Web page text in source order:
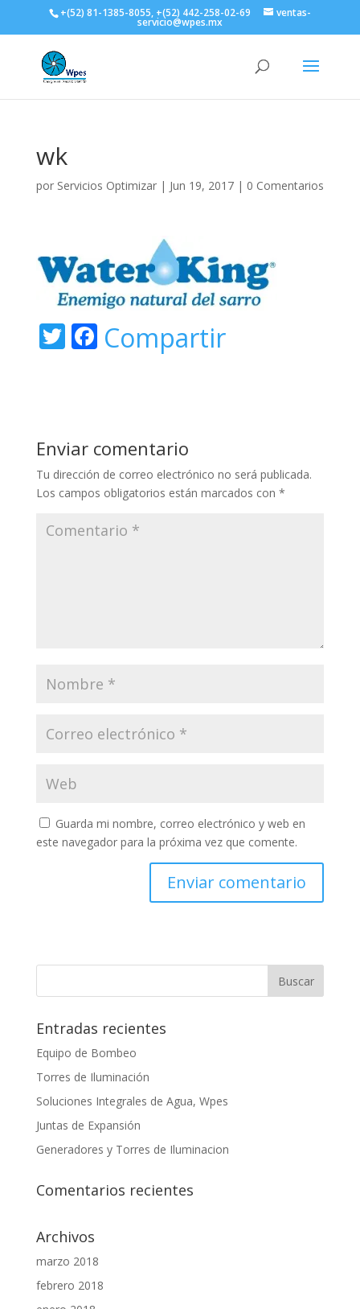
+(52) 81-1385-8055, +(52) 442-258-02-69 ventas-
servicio@wpes.mx
wk
por Servicios Optimizar| Jun 19, 2017| 0 Comentarios
T F
o
o
k
Compartir
Enviar comentario
Tu dirección de correo electrónico no será publicada.
Los campos obligatorios están marcados con *
Guarda mi nombre, correo electrónico y web en
este navegador para la próxima vez que comente.
Entradas recientes
Equipo de Bombeo
Torres de Iluminación
Soluciones Integrales de Agua, Wpes
Juntas de Expansión
Generadores y Torres de Iluminacion
Comentarios recientes
Archivos
marzo 2018
febrero 2018